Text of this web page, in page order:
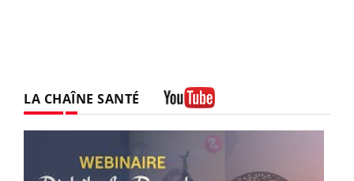
LA CHAÎNE SANTÉ